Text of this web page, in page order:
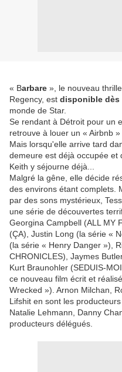
« Barbare », le nouveau
Regency, est disponible dès
monde de Star.
Se rendant à Détroit pour un
retrouve à louer un « Airbnb
Mais lorsqu'elle arrive tard
demeure est déjà occupée et
Keith y séjourne déjà...
Malgré la gêne, elle décide
des environs étant complets.
par des sons mystérieux,
une série de découvertes
Georgina Campbell (ALL MY
(ÇA), Justin Long (la série «
(la série « Henry Danger »),
CHRONICLES), Jaymes
Kurt Braunohler (SEDUIS-
ce nouveau film écrit et
Wrecked »). Arnon Milchan,
Lifshit en sont les
Natalie Lehmann, Danny
producteurs délégués.